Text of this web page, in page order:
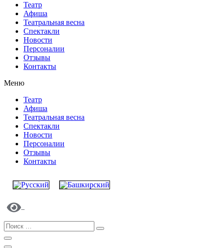
Театр
Афиша
Театральная весна
Спектакли
Новости
Персоналии
Отзывы
Контакты
Меню
Театр
Афиша
Театральная весна
Спектакли
Новости
Персоналии
Отзывы
Контакты